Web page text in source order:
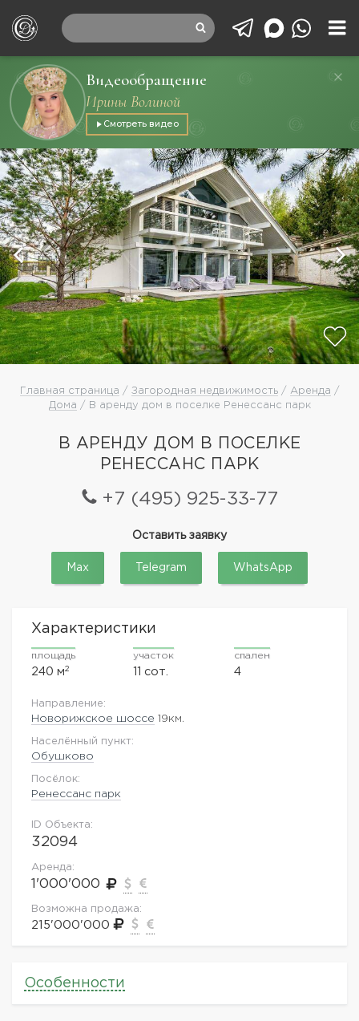
Видеообращение
Ирины Волиной
Смотреть видео
Главная страница / Загородная недвижимость/ Аренда /
Дома / В аренду дом в поселке Ренессанс парк
В АРЕНДУ ДОМ В ПОСЕЛКЕ
РЕНЕССАНС ПАРК
+7 (495) 925-33-77
Оставить заявку
Max Telegram WhatsApp
Характеристики
площадь
240 м2
участок
11 сот.
спален
4
Направление:
Новорижское шоссе 19км.
Населённый пункт:
Обушково
Посёлок:
Ренессанс парк
ID Объекта:
32094
Аренда:
1'000'000
Возможна продажа:
215'000'000
Особенности